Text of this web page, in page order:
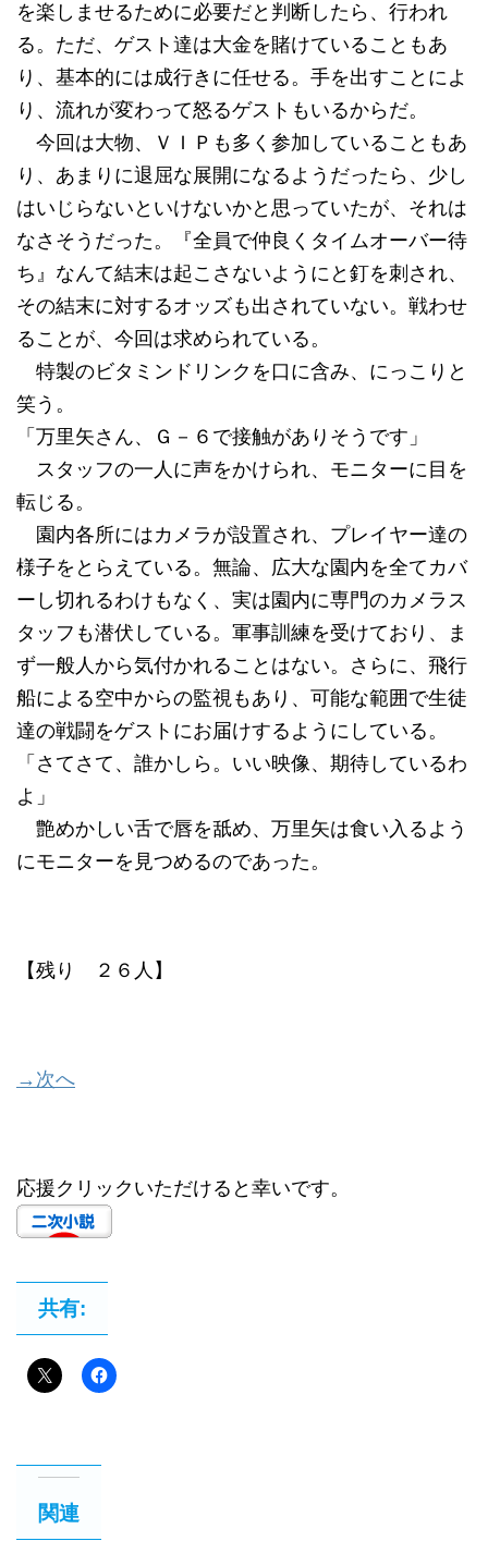
を楽しませるために必要だと判断したら、行われ
る。ただ、ゲスト達は大金を賭けていることもあ
り、基本的には成行きに任せる。手を出すことによ
り、流れが変わって怒るゲストもいるからだ。
今回は大物、ＶＩＰも多く参加していることもあ
り、あまりに退屈な展開になるようだったら、少し
はいじらないといけないかと思っていたが、それは
なさそうだった。『全員で仲良くタイムオーバー待
ち』なんて結末は起こさないようにと釘を刺され、
その結末に対するオッズも出されていない。戦わせ
ることが、今回は求められている。
特製のビタミンドリンクを口に含み、にっこりと
笑う。
「万里矢さん、Ｇ－６で接触がありそうです」
スタッフの一人に声をかけられ、モニターに目を
転じる。
園内各所にはカメラが設置され、プレイヤー達の
様子をとらえている。無論、広大な園内を全てカバ
ーし切れるわけもなく、実は園内に専門のカメラス
タッフも潜伏している。軍事訓練を受けており、ま
ず一般人から気付かれることはない。さらに、飛行
船による空中からの監視もあり、可能な範囲で生徒
達の戦闘をゲストにお届けするようにしている。
「さてさて、誰かしら。いい映像、期待しているわ
よ」
艶めかしい舌で唇を舐め、万里矢は食い入るよう
にモニターを見つめるのであった。
【残り ２６人】
→次へ
応援クリックいただけると幸いです。
共有:
関連